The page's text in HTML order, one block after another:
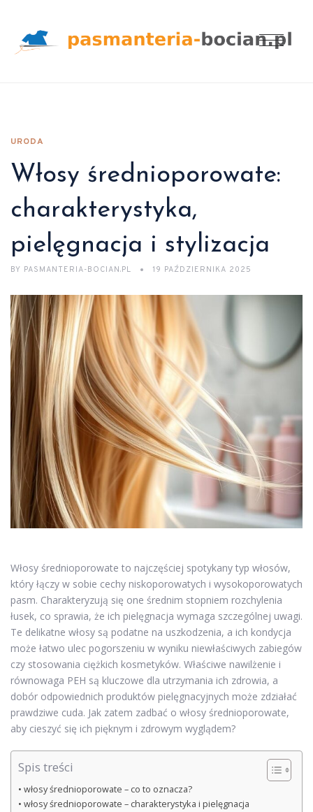
URODA
Włosy średnioporowate:
charakterystyka,
pielęgnacja i stylizacja
BY PASMANTERIA-BOCIAN.PL 19 PAŹDZIERNIKA 2025
Włosy średnioporowate to najczęściej spotykany typ włosów,
który łączy w sobie cechy niskoporowatych i wysokoporowatych
pasm. Charakteryzują się one średnim stopniem rozchylenia
łusek, co sprawia, że ich pielęgnacja wymaga szczególnej uwagi.
Te delikatne włosy są podatne na uszkodzenia, a ich kondycja
może łatwo ulec pogorszeniu w wyniku niewłaściwych zabiegów
czy stosowania ciężkich kosmetyków. Właściwe nawilżenie i
równowaga PEH są kluczowe dla utrzymania ich zdrowia, a
dobór odpowiednich produktów pielęgnacyjnych może zdziałać
prawdziwe cuda. Jak zatem zadbać o włosy średnioporowate,
aby cieszyć się ich pięknym i zdrowym wyglądem?
Spis treści
włosy średnioporowate – co to oznacza?
włosy średnioporowate – charakterystyka i pielęgnacja